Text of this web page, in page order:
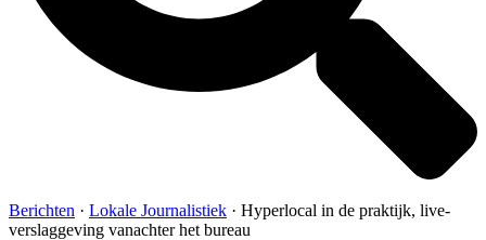
Berichten · Lokale Journalistiek · Hyperlocal in de praktijk, live-
verslaggeving vanachter het bureau